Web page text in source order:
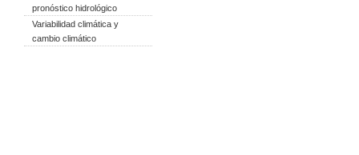
pronóstico hidrológico
Variabilidad climática y
cambio climático